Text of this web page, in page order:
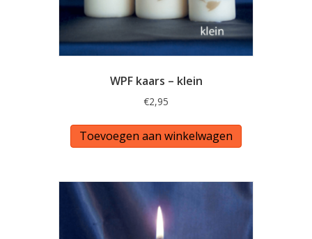
WPF kaars – klein
€2,95
Toevoegen aan winkelwagen